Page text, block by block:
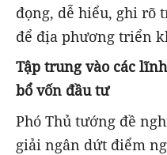
đọng, dễ hiểu, ghi rõ
để địa phương triển
Tập trung vào các
bổ vốn đầu tư
Phó Thủ tướng đề
giải ngân dứt điểm